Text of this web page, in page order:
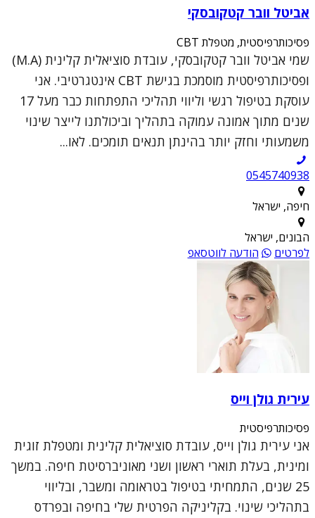
אביטל וובר קטקובסקי
פסיכותרפיסטית, מטפלת CBT
שמי אביטל וובר קטקובסקי, עובדת סוציאלית קלינית (M.A)
ופסיכותרפיסטית מוסמכת בגישת CBT אינטגרטיבי. אני
עוסקת בטיפול רגשי וליווי תהליכי התפתחות כבר מעל 17
שנים מתוך אמונה עמוקה בתהליך וביכולתנו לייצר שינוי
משמעותי וחזק יותר בהינתן תנאים תומכים. לאו...
0545740938
חיפה, ישראל
הבונים, ישראל
לפרטים
הודעה לווטסאפ
עירית גולן וייס
פסיכותרפיסטית
אני עירית גולן וייס, עובדת סוציאלית קלינית ומטפלת זוגית
ומינית, בעלת תוארי ראשון ושני מאוניברסיטת חיפה. במשך
25 שנים, התמחיתי בטיפול בטראומה ומשבר, ובליווי
בתהליכי שינוי. בקליניקה הפרטית שלי בחיפה ובפרדס